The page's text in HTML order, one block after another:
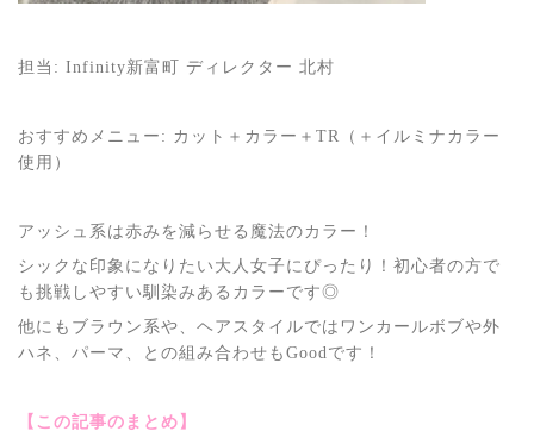
担当: Infinity新富町 ディレクター 北村
おすすめメニュー: カット＋カラー＋TR（＋イルミナカラー
使用）
アッシュ系は赤みを減らせる魔法のカラー！
シックな印象になりたい大人女子にぴったり！初心者の方で
も挑戦しやすい馴染みあるカラーです◎
他にもブラウン系や、ヘアスタイルではワンカールボブや外
ハネ、パーマ、との組み合わせもGoodです！
【この記事のまとめ】